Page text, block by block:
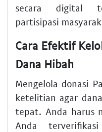
secara digital
partisipasi
Cara Efektif
Dana Hibah
Mengelola donasi
ketelitian agar
tepat. Anda harus
Anda